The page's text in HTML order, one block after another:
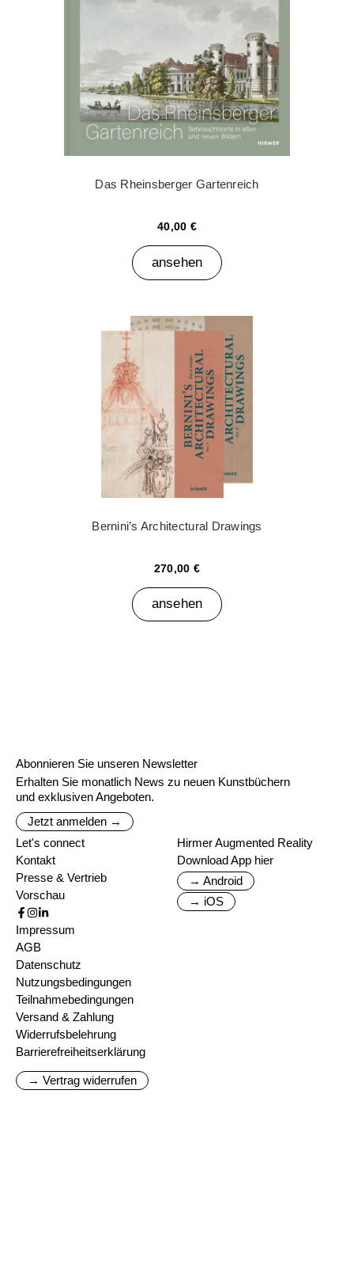
Das Rheinsberger Gartenreich
40,00 €
ansehen
Bernini’s Architectural Drawings
270,00 €
ansehen
Abonnieren Sie unseren Newsletter
Erhalten Sie monatlich News zu neuen Kunstbüchern
und exklusiven Angeboten.
Jetzt anmelden →
Let's connect
Kontakt
Presse & Vertrieb
Vorschau
Hirmer Augmented Reality
Download App hier
→ Android
→ iOS
Impressum
AGB
Datenschutz
Nutzungsbedingungen
Teilnahmebedingungen
Versand & Zahlung
Widerrufsbelehrung
Barrierefreiheitserklärung
→ Vertrag widerrufen